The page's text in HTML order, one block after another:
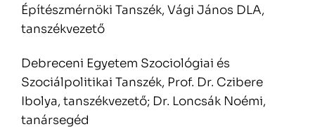
Építészmérnöki Tanszék, Vági János DLA,
tanszékvezető
Debreceni Egyetem Szociológiai és
Szociálpolitikai Tanszék, Prof. Dr. Czibere
Ibolya, tanszékvezető; Dr. Loncsák Noémi,
tanársegéd